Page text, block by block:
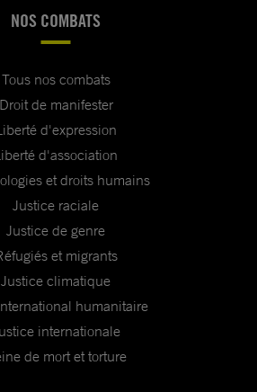
NOS COMBATS
Tous nos combats
Droit de manifester
d'expression
d'association
et droits humains
Justice raciale
Justice de genre
et migrants
Justice climatique
humanitaire
internationale
de mort et torture